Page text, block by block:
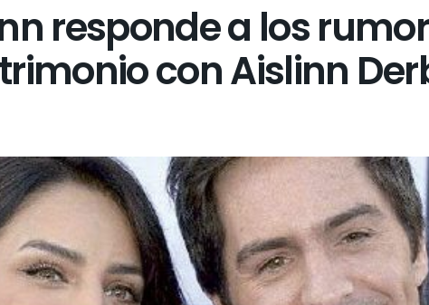
responde a los
con Aislinn